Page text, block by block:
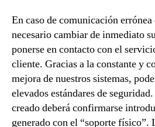
En caso de comunicación
necesario cambiar de inmediato
ponerse en contacto con el
cliente. Gracias a la constante y
mejora de nuestros sistemas,
elevados estándares de
creado deberá confirmarse
generado con el “soporte físico”.